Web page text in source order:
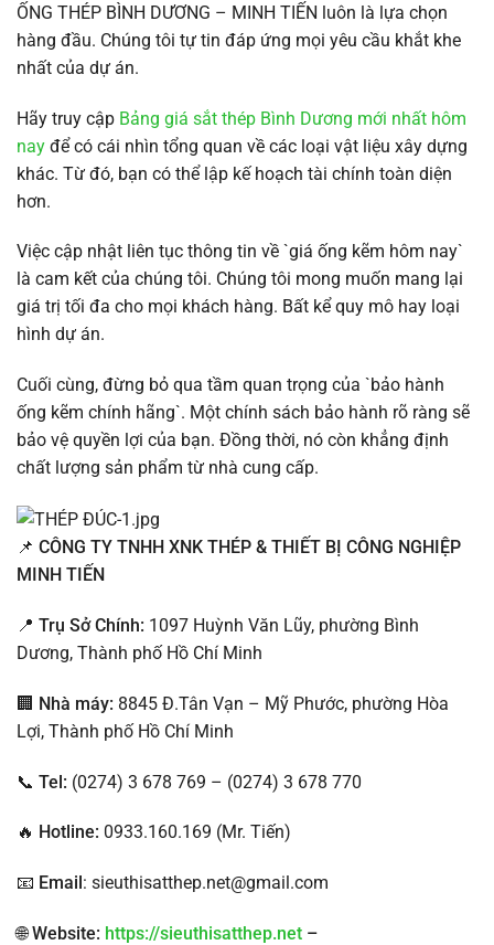
ỐNG THÉP BÌNH DƯƠNG – MINH TIẾN luôn là lựa chọn
hàng đầu. Chúng tôi tự tin đáp ứng mọi yêu cầu khắt khe
nhất của dự án.
Hãy truy cập Bảng giá sắt thép Bình Dương mới nhất hôm
nay để có cái nhìn tổng quan về các loại vật liệu xây dựng
khác. Từ đó, bạn có thể lập kế hoạch tài chính toàn diện
hơn.
Việc cập nhật liên tục thông tin về `giá ống kẽm hôm nay`
là cam kết của chúng tôi. Chúng tôi mong muốn mang lại
giá trị tối đa cho mọi khách hàng. Bất kể quy mô hay loại
hình dự án.
Cuối cùng, đừng bỏ qua tầm quan trọng của `bảo hành
ống kẽm chính hãng`. Một chính sách bảo hành rõ ràng sẽ
bảo vệ quyền lợi của bạn. Đồng thời, nó còn khẳng định
chất lượng sản phẩm từ nhà cung cấp.
📌 CÔNG TY TNHH XNK THÉP & THIẾT BỊ CÔNG NGHIỆP
MINH TIẾN
📍 Trụ Sở Chính: 1097 Huỳnh Văn Lũy, phường Bình
Dương, Thành phố Hồ Chí Minh
🏢 Nhà máy: 8845 Đ.Tân Vạn – Mỹ Phước, phường Hòa
Lợi, Thành phố Hồ Chí Minh
📞 Tel: (0274) 3 678 769 – (0274) 3 678 770
🔥 Hotline: 0933.160.169 (Mr. Tiến)
📧 Email : sieuthisatthep.net@gmail.com
🌐Website: https://sieuthisatthep.net –